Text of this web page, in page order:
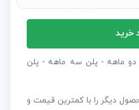
خرید
دو ماهه - پلن سه ماهه - پلن